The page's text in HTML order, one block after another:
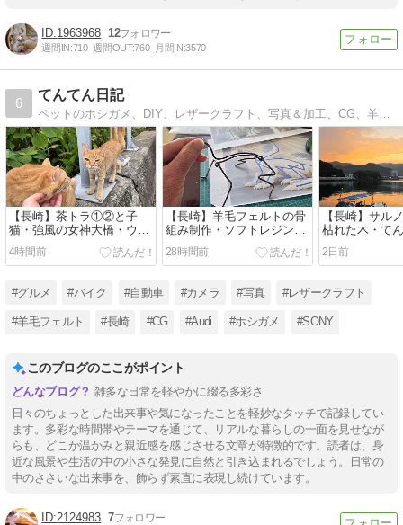
1963968 12
週間IN:710 週間OUT:760 月間IN:3570
6
てんてん日記
ペットのホシガメ、DIY、レザークラフト、写真＆加工、CG、羊毛フェルト等、多趣味おやじのブログです。バイクメインのブログでしたが、手放してしまいました。最近は、わが家のご飯とポケモンGOの記事が多いです。
【長崎】茶トラ①②と子
猫・強風の女神大橋・ウォ
ーキング19km・ユキハミ
孵化・福砂屋カステラ
4時間前
【長崎】羊毛フェルトの骨
組み制作・ソフトレジンを
接着剤に・夏の遠足
21km・てんてんの食事記
28時間前
【長崎】サル
枯れた木・て
事・朝焼け・
盆の予定
2日前
#グルメ #バイク #自動車 #カメラ #写真 #レザークラフト
#羊毛フェルト #長崎 #CG #Audi #ホシガメ #SONY
このブログのここがポイント
雑多な日常を軽やかに綴る多彩さ
日々のちょっとした出来事や気になったことを軽妙なタッチで記録してい
ます。多彩な時間帯やテーマを通じて、リアルな暮らしの一面を見せなが
らも、どこか温かみと親近感を感じさせる文章が特徴的です。読者は、身
近な風景や生活の中の小さな発見に自然と引き込まれるでしょう。日常の
中のささいな出来事を、飾らず素直に表現し続けています。
2124983 7